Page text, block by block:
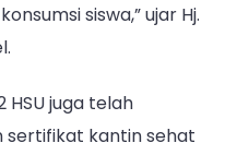
siswa,” ujar Hj.
HSU juga telah
kantin sehat